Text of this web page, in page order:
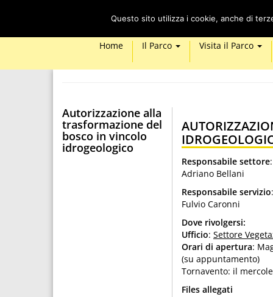
Home Il Parco Visita il Parco
Autorizzazione alla
trasformazione del
bosco in vincolo
idrogeologico
Responsabile settore:
Adriano Bellani
Responsabile servizio:
Fulvio Caronni
Dove rivolgersi:
Ufficio: Settore
Orari di apertura:
(su appuntamento)
Tornavento: il
Files allegati
Questo sito utilizza i cookie, anche di